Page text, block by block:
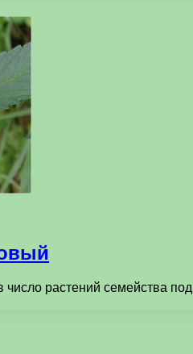
растений семейства